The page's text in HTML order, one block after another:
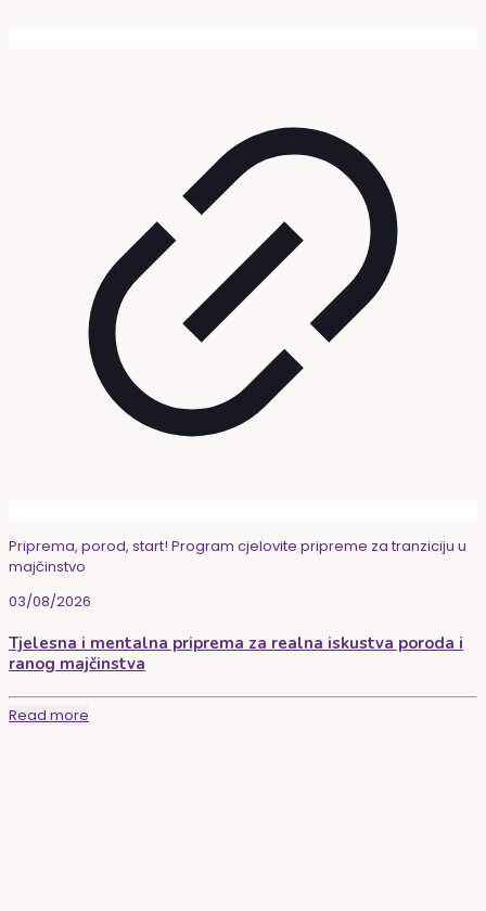
Priprema, porod, start! Program cjelovite pripreme za tranziciju u
majčinstvo
03/08/2026
Tjelesna i mentalna priprema za realna iskustva poroda i
ranog majčinstva
Read more